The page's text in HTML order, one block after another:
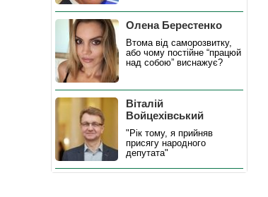
Олена Берестенко
Втома від саморозвитку,
або чому постійне “працюй
над собою” виснажує?
Віталій
Войцехівський
"Рік тому, я прийняв
присягу народного
депутата"